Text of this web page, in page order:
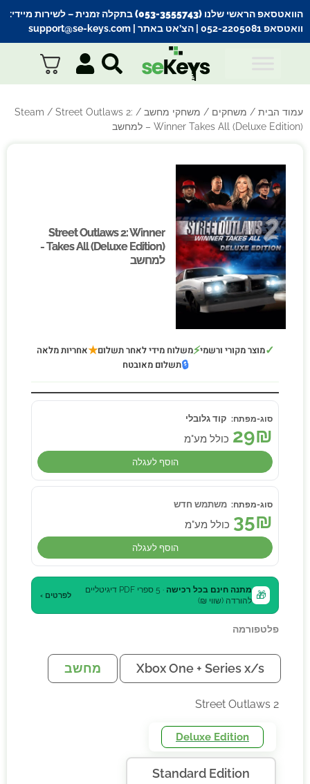
הוואטסאפ הראשי שלנו (053-3555743) בתקלה זמנית
– לשירות מיידי:
וואטסאפ 052-2205081
| הצ’אט באתר | support@se-keys.com
עמוד הבית / משחקים / משחקי מחשב /
Steam / Street Outlaws 2:
Winner Takes All (Deluxe Edition) – למחשב
Street Outlaws 2: Winner
Takes All (Deluxe Edition) -
למחשב
Street Outlaws 2: Winner
Takes All (Deluxe Edition) -
למחשב
✓מוצר מקורי ורשמי⚡משלוח מידי לאחר תשלום★אחריות מלאה
🔒תשלום מאובטח
קוד גלובלי
29₪ כולל מע"מ
הוסף לעגלה
משתמש חדש
35₪ כולל מע"מ
הוסף לעגלה
🎁 מתנה חינם בכל רכישה
· 5 ספרי PDF דיגיטליים
להורדה (שווי ₪)
לפרטים ›
פלטפורמה
Xbox One + Series x/s מחשב
Street Outlaws 2
Deluxe Edition
Standard Edition